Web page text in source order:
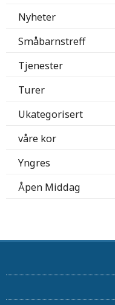
Nyheter
Småbarnstreff
Tjenester
Turer
Ukategorisert
våre kor
Yngres
Åpen Middag